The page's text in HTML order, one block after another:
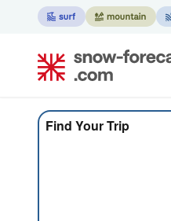
Find Your Trip